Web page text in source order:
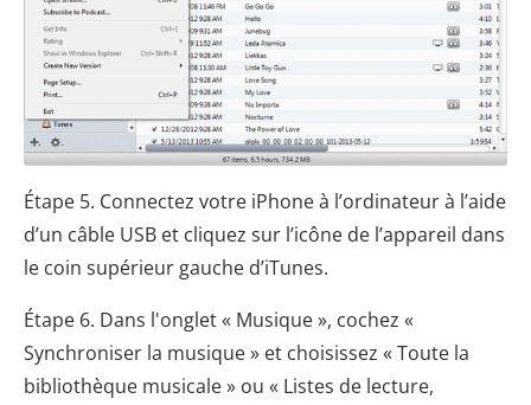
Étape 5. Connectez votre iPhone à l’ordinateur à l’aide
d’un câble USB et cliquez sur l’icône de l’appareil dans
le coin supérieur gauche d’iTunes.
Étape 6. Dans l'onglet « Musique », cochez «
Synchroniser la musique » et choisissez « Toute la
bibliothèque musicale » ou « Listes de lecture,